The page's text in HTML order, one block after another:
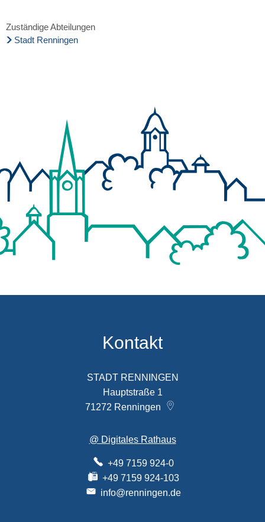
Zuständige Abteilungen
Stadt Renningen
Kontakt
STADT RENNINGEN
Hauptstraße 1
71272 Renningen
@ Digitales Rathaus
+49 7159 924-0
+49 7159 924-103
info@renningen.de